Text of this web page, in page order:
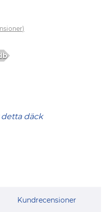
däck
Kundrecensioner